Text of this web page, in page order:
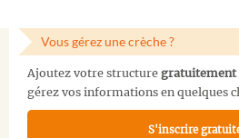
Vous gérez une crèche ?
Ajoutez votre structure gratuitement
gérez vos informations en quelques
S'inscrire